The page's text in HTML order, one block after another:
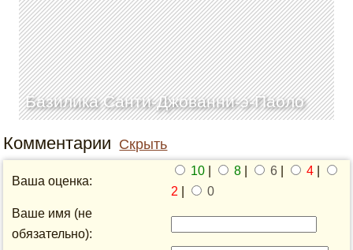
Базилика Санти-Джованни-э-Паоло
Комментарии Скрыть
Ваша оценка:
10 8 6 4
2
0
Ваше имя (не
обязательно):